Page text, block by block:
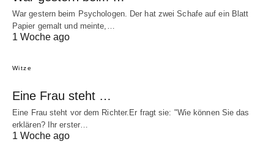
War gestern beim Psychologen. Der hat zwei Schafe auf ein Blatt
Papier gemalt und meinte,…
1 Woche ago
Witze
Eine Frau steht …
Eine Frau steht vor dem Richter.Er fragt sie: "Wie können Sie das
erklären? Ihr erster…
1 Woche ago